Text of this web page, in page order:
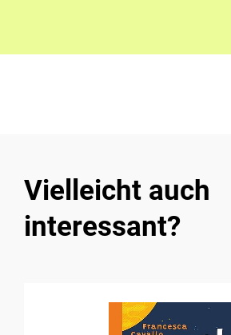
Vielleicht auch
interessant?